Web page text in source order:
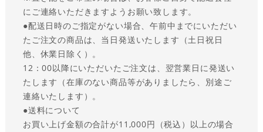
にご連絡いただきますようお願い致します。
●配送日時のご指定がない場合、午前中までにいただい
たご注文の商品は、当日発送いたします（土日祝日
他、休業日除く）。
12：00以降にいただいたご注文は、翌営業日に発送い
たします（在庫のない商品等がありましたら、別途ご
連絡いたします）。
●送料について
お買い上げ金額の合計が11,000円（税込）以上の場合